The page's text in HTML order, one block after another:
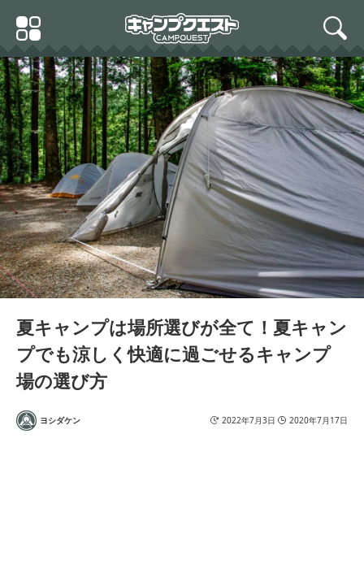
Primary
Menu
search
夏キャンプは場所選びが全て！夏キャン
プでも涼しく快適に過ごせるキャンプ
場の選び方
ヨシダケン 2022年7月3日 2020年7月17日